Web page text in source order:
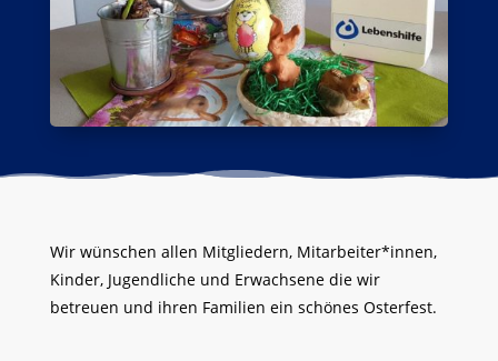
Wir wünschen allen Mitgliedern, Mitarbeiter*innen,
Kinder, Jugendliche und Erwachsene die wir
betreuen und ihren Familien ein schönes Osterfest.